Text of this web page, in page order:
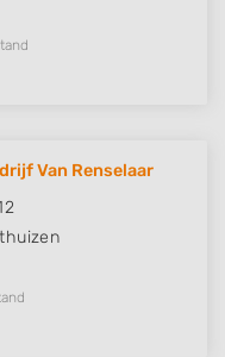
Van Renselaar